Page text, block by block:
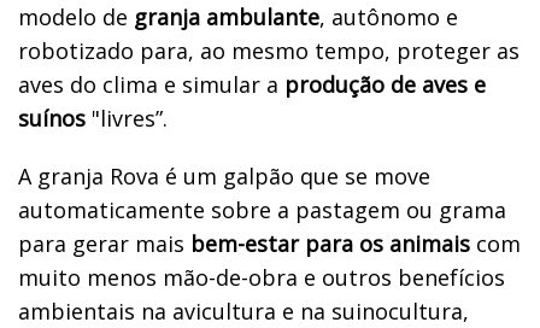
modelo de granja ambulante, autônomo e
robotizado para, ao mesmo tempo, proteger as
aves do clima e simular a produção de aves e
suínos "livres”.
A granja Rova é um galpão que se move
automaticamente sobre a pastagem ou grama
para gerar mais bem-estar para os animais com
muito menos mão-de-obra e outros benefícios
ambientais na avicultura e na suinocultura,